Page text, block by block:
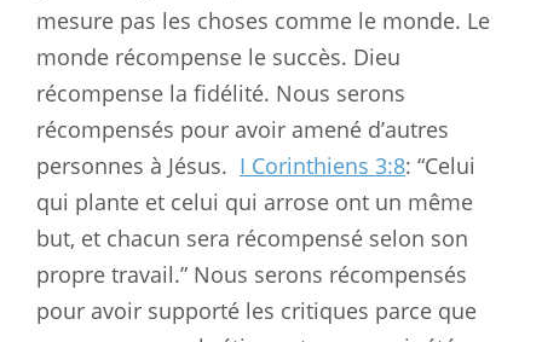
mesure pas les choses comme le monde. Le
monde récompense le succès. Dieu
récompense la fidélité. Nous serons
récompensés pour avoir amené d’autres
personnes à Jésus. I Corinthiens 3:8: “Celui
qui plante et celui qui arrose ont un même
but, et chacun sera récompensé selon son
propre travail.” Nous serons récompensés
pour avoir supporté les critiques parce que